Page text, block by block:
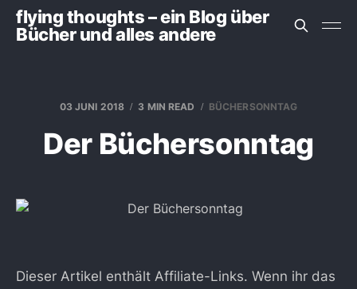
flying thoughts – ein Blog über
Bücher und alles andere
03 JUNI 2018 3 MIN READ BÜCHERSONNTAG
Der Büchersonntag
Dieser Artikel enthält Affiliate-Links. Wenn ihr das